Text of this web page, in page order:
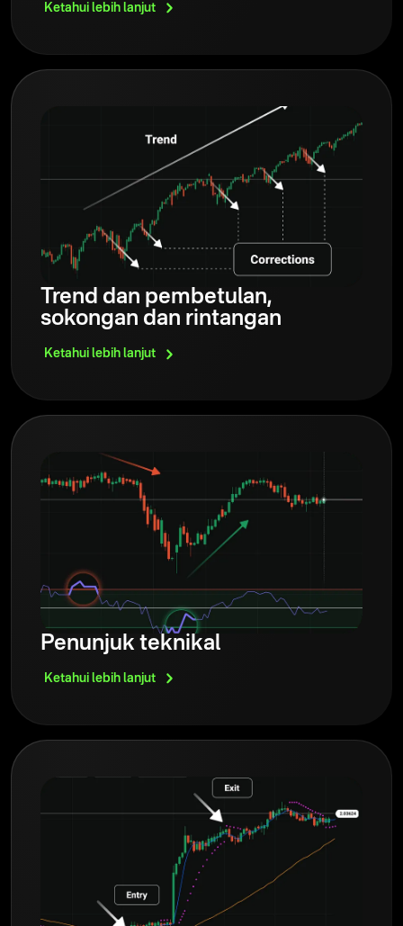
Ketahui lebih lanjut
Trend dan pembetulan,
sokongan dan rintangan
Ketahui lebih lanjut
Penunjuk teknikal
Ketahui lebih lanjut